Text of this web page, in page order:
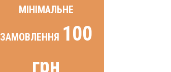
МІНІМАЛЬНЕ
ЗАМОВЛЕННЯ 100
грн